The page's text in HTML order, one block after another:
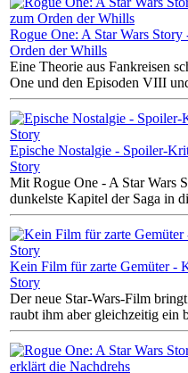
Rogue One: A Star Wars
Orden der Whills
Eine Theorie aus Fankreisen
One und den Episoden VIII
Epische Nostalgie - Spoiler-
Story
Mit Rogue One - A Star Wars
dunkelste Kapitel der Saga in
Kein Film für zarte Gemüter -
Story
Der neue Star-Wars-Film
raubt ihm aber gleichzeitig ein